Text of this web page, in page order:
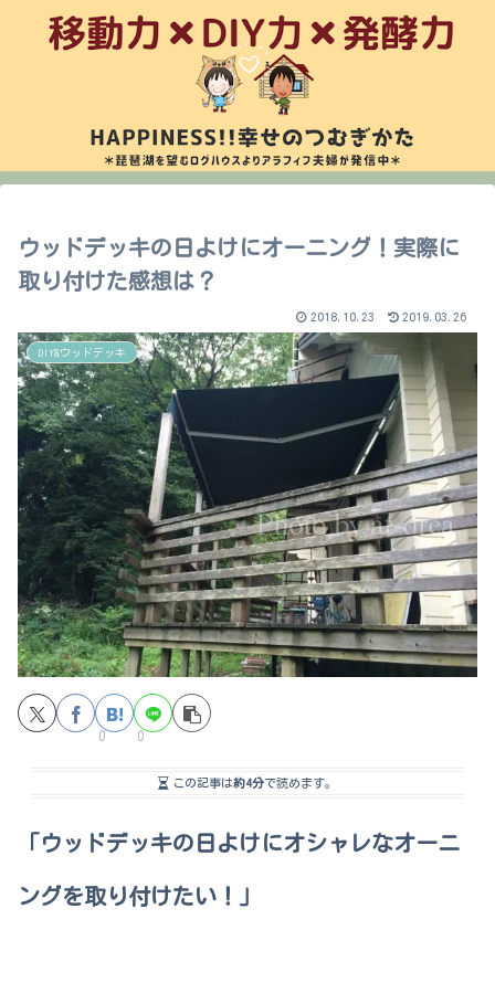
ウッドデッキの日よけにオーニング！実際に
取り付けた感想は？
2018.10.23 2019.03.26
DIY&ウッドデッキ
0 0
この記事は約4分で読めます。
「ウッドデッキの日よけにオシャレなオーニ
ングを取り付けたい！」